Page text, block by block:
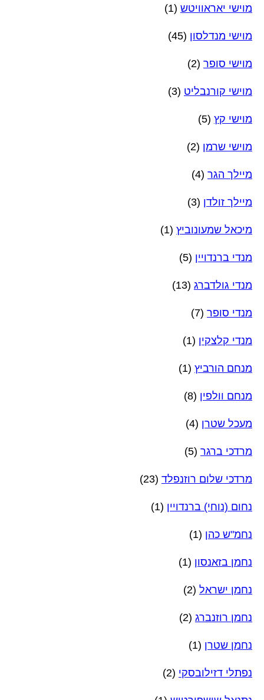
מוישי יאראוויטש (1)
מוישי מנדלסון (45)
מוישי סופר (2)
מוישי קורנבליט (3)
מוישי קץ (5)
מוישי שרמן (2)
מיילך הגר (4)
מיילך זולדן (3)
מיכאל שמעונוביץ (1)
מנדי ברנדויין (5)
מנדי גולדברג (13)
מנדי סופר (7)
מנדי קלצקין (1)
מנחם הורביץ (1)
מנחם וולפין (8)
מעכל שטרן (4)
מרדכי ברגר (5)
מרדכי שלום רוזנפלד (23)
נחום (נוחי) ברנדויין (1)
נחמ"ש כהן (1)
נחמן בזאנסון (1)
נחמן ישראל (2)
נחמן רוזנברג (2)
נחמן שטרן (1)
נפתלי דזילובסקי (2)